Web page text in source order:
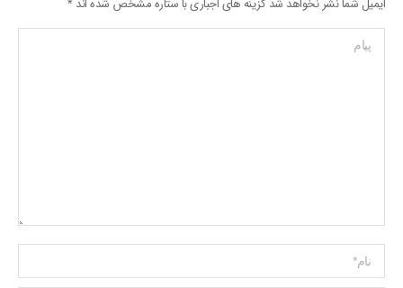
ایمیل شما نشر نخواهد شد گزینه های اجباری با ستاره مشخص شده اند*
پیام
Name *